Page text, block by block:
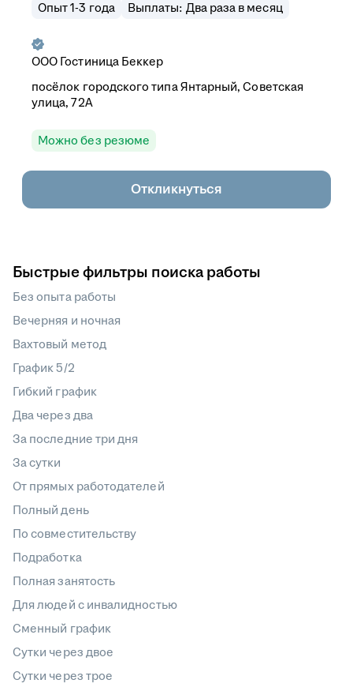
Опыт 1-3 года Выплаты: Два раза в месяц
ООО Гостиница Беккер
посёлок городского типа Янтарный, Советская
улица, 72А
Можно без резюме
Откликнуться
Быстрые фильтры поиска работы
Без опыта работы
Вечерняя и ночная
Вахтовый метод
График 5/2
Гибкий график
Два через два
За последние три дня
За сутки
От прямых работодателей
Полный день
По совместительству
Подработка
Полная занятость
Для людей с инвалидностью
Сменный график
Сутки через двое
Сутки через трое